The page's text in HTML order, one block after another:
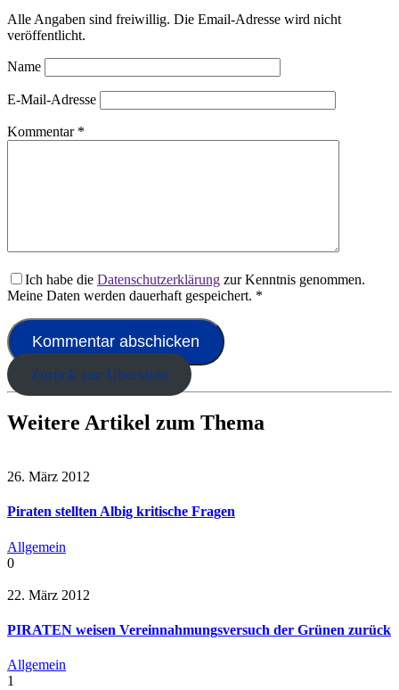
Alle Angaben sind freiwillig. Die Email-Adresse wird nicht
veröffentlicht.
Name
E-Mail-Adresse
Kommentar *
Ich habe die Datenschutzerklärung zur Kenntnis genommen.
Meine Daten werden dauerhaft gespeichert. *
Zurück zur Übersicht
Weitere Artikel zum Thema
26. März 2012
Piraten stellten Albig kritische Fragen
Allgemein
0
22. März 2012
PIRATEN weisen Vereinnahmungsversuch der Grünen zurück
Allgemein
1